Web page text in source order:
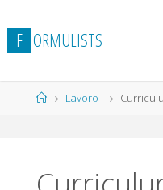
al
contenuto
F ORMULISTS
HomeLavoro